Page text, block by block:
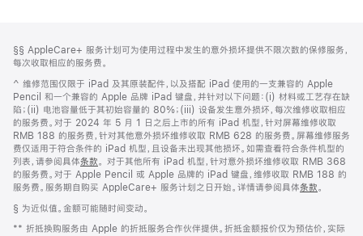
页
页
脚
注
脚
注
§§ AppleCare+ 服务计划可为使用过程中发生的意外损坏提供不限次数的保修服务，
每次收取相应的服务费。
脚
注
^ 维修范围仅限于 iPad 及其原装配件，以及搭配 iPad 使用的一支兼容的 Apple
Pencil 和一个兼容的 Apple 品牌 iPad 键盘，并针对以下问题：(i) 材料或工艺存在缺
陷；(ii) 电池容量低于其初始容量的 80%；(iii) 设备发生意外损坏，每次维修收取相应
的服务费。对于 2024 年 5 月 1 日之后上市的所有 iPad 机型，针对屏幕维修收取
RMB 188 的服务费，针对其他意外损坏维修收取 RMB 628 的服务费。屏幕维修服务
费仅适用于符合条件的 iPad 机型，且设备未出现其他损坏。如需查看符合条件机型的
列表，请参阅具体条款。 对于其他所有 iPad 机型，针对意外损坏维修收取 RMB 368
的服务费。对于 Apple Pencil 或 Apple 品牌的 iPad 键盘，维修收取 RMB 188 的
服务费。服务期自购买 AppleCare+ 服务计划之日开始。详情请参阅具体条款。
脚
§ 为近似值。金额可能随时间变动。
脚
** 折抵换购服务由 Apple 的折抵服务合作伙伴提供。折抵金额报价仅为预估价，实际